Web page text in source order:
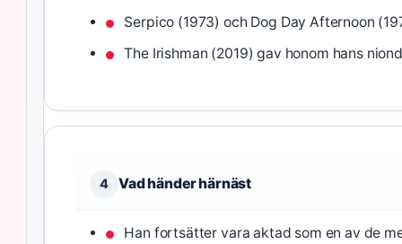
Serpico (1973) och Dog Day Afternoon
The Irishman (2019) gav honom hans
4 Vad händer härnäst
Han fortsätter vara aktad som en av de